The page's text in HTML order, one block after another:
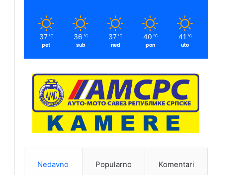
37 ℃
pet
36 ℃
sub
37 ℃
ned
40 ℃
pon
41 ℃
uto
Nedavno Popularno Komentari